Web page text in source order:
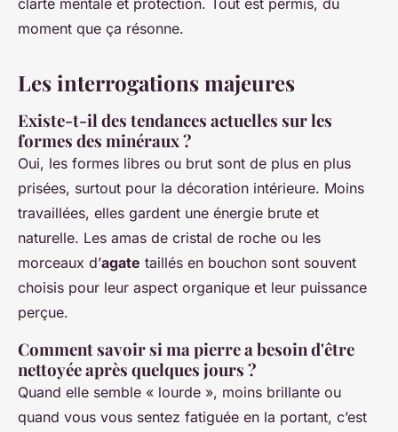
clarté mentale et protection. Tout est permis, du
moment que ça résonne.
Les interrogations majeures
Existe-t-il des tendances actuelles sur les
formes des minéraux ?
Oui, les formes libres ou brut sont de plus en plus
prisées, surtout pour la décoration intérieure. Moins
travaillées, elles gardent une énergie brute et
naturelle. Les amas de cristal de roche ou les
morceaux d’agate taillés en bouchon sont souvent
choisis pour leur aspect organique et leur puissance
perçue.
Comment savoir si ma pierre a besoin d'être
nettoyée après quelques jours ?
Quand elle semble « lourde », moins brillante ou
quand vous vous sentez fatiguée en la portant, c’est